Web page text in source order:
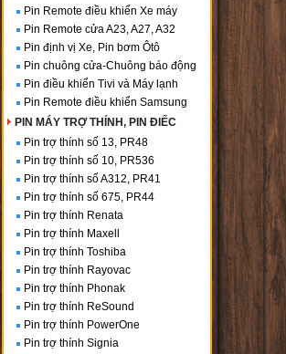
Pin Remote điều khiển Xe máy
Pin Remote cửa A23, A27, A32
Pin định vị Xe, Pin bơm Ôtô
Pin chuông cửa-Chuông báo động
Pin điều khiển Tivi và Máy lạnh
Pin Remote điều khiển Samsung
PIN MÁY TRỢ THÍNH, PIN ĐIẾC
Pin trợ thính số 13, PR48
Pin trợ thính số 10, PR536
Pin trợ thính số A312, PR41
Pin trợ thính số 675, PR44
Pin trợ thính Renata
Pin trợ thính Maxell
Pin trợ thính Toshiba
Pin trợ thính Rayovac
Pin trợ thính Phonak
Pin trợ thính ReSound
Pin trợ thính PowerOne
Pin trợ thính Signia